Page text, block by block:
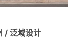
/ 泛域设计